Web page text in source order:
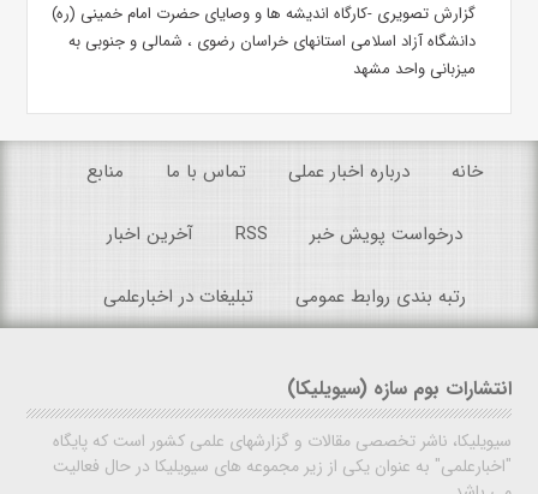
گزارش تصویری -کارگاه اندیشه ها و وصایای حضرت امام خمینی (ره)
دانشگاه آزاد اسلامی استانهای خراسان رضوی ، شمالی و جنوبی به
میزبانی واحد مشهد
خانه درباره اخبار عملی تماس با ما منابع
درخواست پویش خبر RSS آخرین اخبار
رتبه بندی روابط عمومی تبلیغات در اخبارعلمی
انتشارات بوم سازه (سیویلیکا)
سیویلیکا، ناشر تخصصی مقالات و گزارشهای علمی کشور است که پایگاه
"اخبارعلمی" به عنوان یکی از زیر مجموعه های سیویلیکا در حال فعالیت